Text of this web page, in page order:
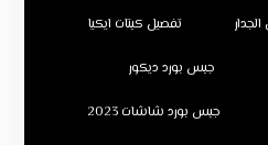
تفصيل كبتات ايكيا
جبس بورد ديكور
جبس بورد شاشات 2023